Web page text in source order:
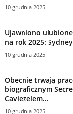
10 grudnia 2025
Ujawniono
na rok 2025:
10 grudnia 2025
Obecnie trwają
biograficznym
Caviezelem...
10 grudnia 2025